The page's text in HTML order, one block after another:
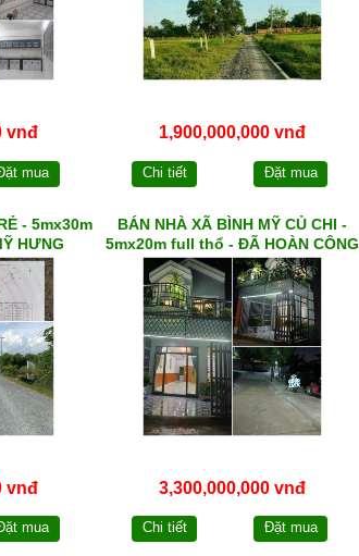
vnđ
mua
1,900,000,000 vnđ
Chi tiết Đặt mua
- 5mx30m
HƯNG
vnđ
mua
BÁN NHÀ XÃ BÌNH MỸ CỦ CHI -
5mx20m full thổ - ĐÃ HOÀN CÔNG
3,300,000,000 vnđ
Chi tiết Đặt mua